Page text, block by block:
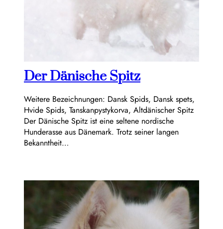
Der Dänische Spitz
Weitere Bezeichnungen: Dansk Spids, Dansk spets,
Hvide Spids, Tanskanpystykorva, Altdänischer Spitz
Der Dänische Spitz ist eine seltene nordische
Hunderasse aus Dänemark. Trotz seiner langen
Bekanntheit…